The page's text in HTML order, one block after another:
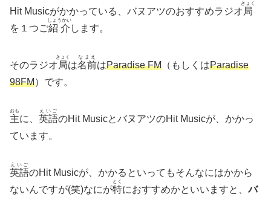
Hit Musicがかかっている、バヌアツのおすすめラジオ局
きょく
を１つご紹介
しょうかい
します。
そのラジオ局
きょく
は名前
なまえ
はParadise FM （もしくはParadise
98FM）です。
主
おも
に、 英語
えいご
のHit MusicとバヌアツのHit Musicが、かかっ
ています。
英語
えいご
のHit Musicが、かかるといってもそんなにはかから
ないんですが(笑)なにが特
とく
におすすめかといいますと、バ